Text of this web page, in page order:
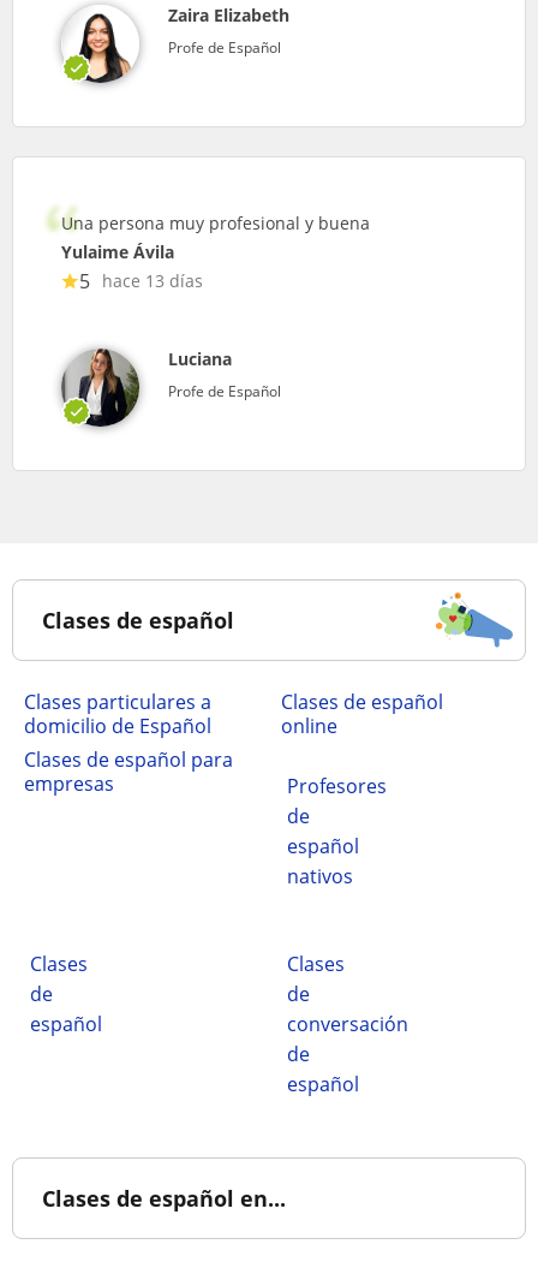
Zaira Elizabeth
Profe de Español
Una persona muy profesional y buena
Yulaime Ávila
5 hace 13 días
Luciana
Profe de Español
Clases de español
clases particulares a
domicilio de Español
Clases de español
online
Clases de español para
empresas
Profesores
de
español
nativos
Clases
de
español
Clases
de
conversación
de
español
Clases de español en...